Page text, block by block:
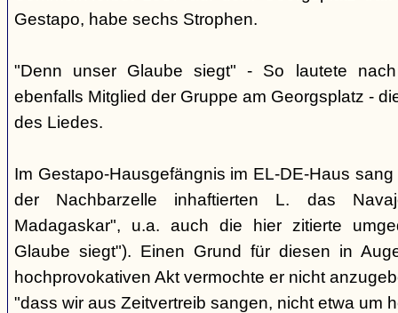
Gestapo, habe sechs Strophen.
"Denn unser Glaube siegt" - So lautete
ebenfalls Mitglied der Gruppe am Georgsplatz -
des Liedes.
Im Gestapo-Hausgefängnis im EL-DE-Haus
der Nachbarzelle inhaftierten L. das
Madagaskar", u.a. auch die hier zitierte
Glaube siegt"). Einen Grund für diesen in
hochprovokativen Akt vermochte er nicht
"dass wir aus Zeitvertreib sangen, nicht etwa um